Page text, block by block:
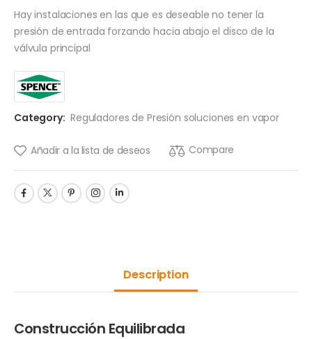
Hay instalaciones en las que es deseable no tener la
presión de entrada forzando hacia abajo el disco de la
válvula principal
Category: Reguladores de Presión soluciones en vapor
Añadir a la lista de deseos Compare
Description
Construcción Equilibrada